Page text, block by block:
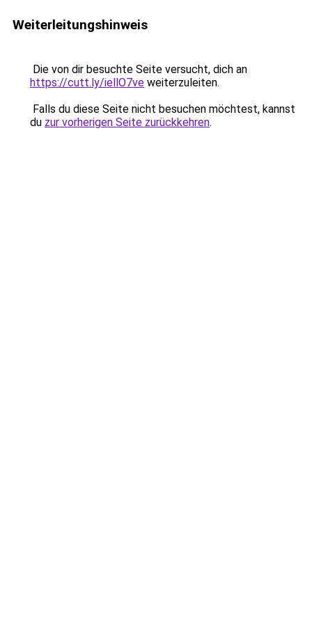
Weiterleitungshinweis
Die von dir besuchte Seite versucht, dich an
https://cutt.ly/iellO7ve weiterzuleiten.
Falls du diese Seite nicht besuchen möchtest, kannst
du zur vorherigen Seite zurückkehren.